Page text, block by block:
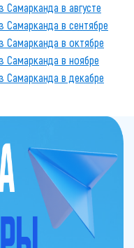
Самарканда в августе
Самарканда в сентябре
Самарканда в октябре
Самарканда в ноябре
Самарканда в декабре